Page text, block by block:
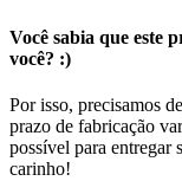
Você sabia que este
você? :)
Por isso, precisamos
prazo de fabricação
possível para entregar
carinho!